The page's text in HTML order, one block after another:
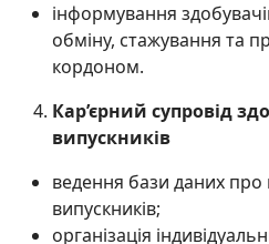
інформування
обміну, стажування та
кордоном.
Кар’єрний супровід
випускників
ведення бази даних
випускників;
організація